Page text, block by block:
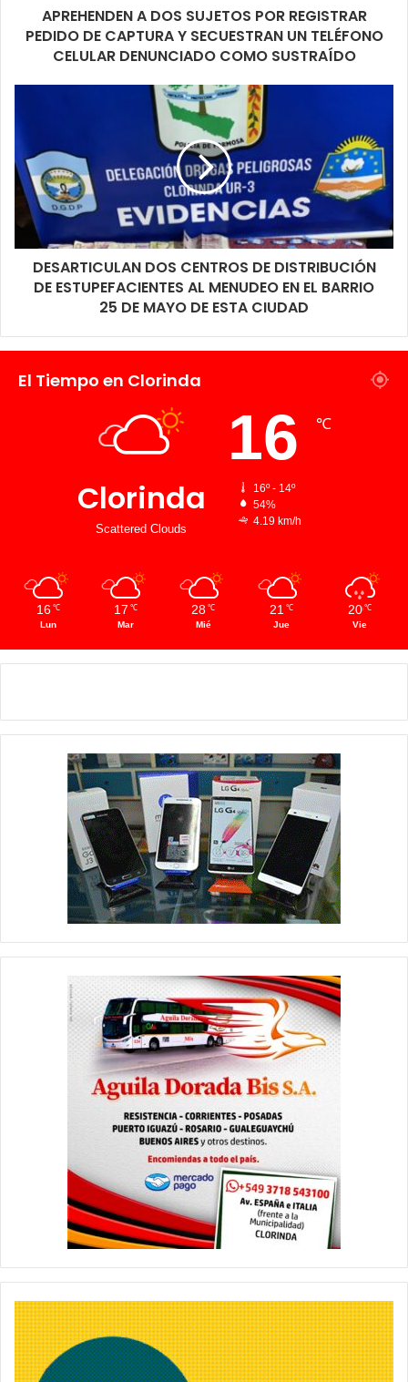
APREHENDEN A DOS SUJETOS POR REGISTRAR
PEDIDO DE CAPTURA Y SECUESTRAN UN TELÉFONO
CELULAR DENUNCIADO COMO SUSTRAÍDO
DESARTICULAN DOS CENTROS DE DISTRIBUCIÓN
DE ESTUPEFACIENTES AL MENUDEO EN EL BARRIO
25 DE MAYO DE ESTA CIUDAD
El Tiempo en Clorinda
Clorinda
Scattered Clouds
16 ℃
16º - 14º
54%
4.19 km/h
16 ℃
Lun
17 ℃
Mar
28 ℃
Mié
21 ℃
Jue
20 ℃
Vie